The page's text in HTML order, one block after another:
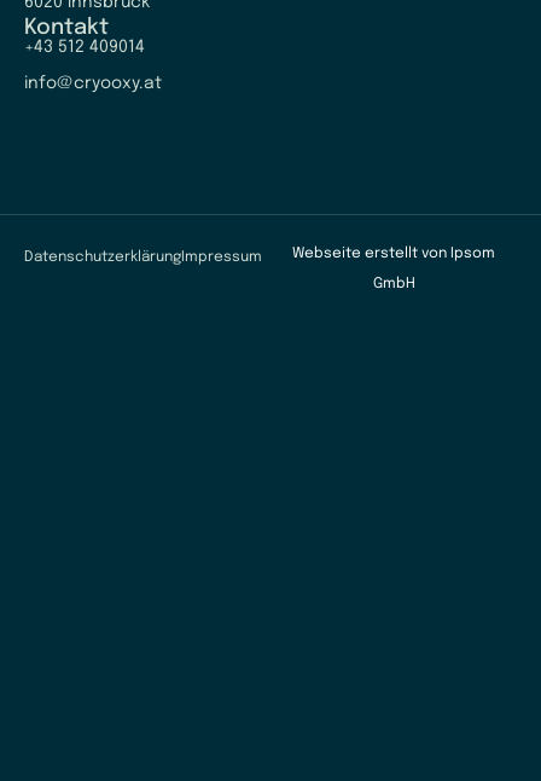
Kontakt
+43 512 409014
info@cryooxy.at
Webseite erstellt von Ipsom
GmbH
Datenschutzerklärung Impressum